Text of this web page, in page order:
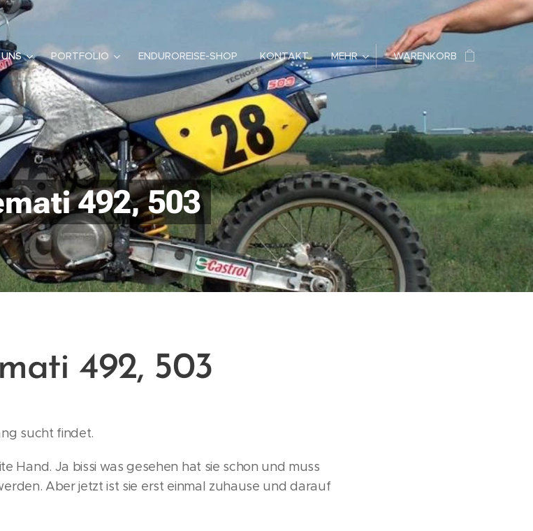
PORTFOLIO ENDUROREISE-SHOP KONTAKT MEHR WARENKORB
492, 503
492, 503
sucht findet.
Hand. Ja bissi was gesehen hat sie schon und muss
Aber jetzt ist sie erst einmal zuhause und darauf